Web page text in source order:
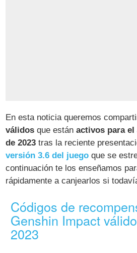
En esta noticia queremos
válidos que estánactivos para
de 2023 tras la reciente
versión 3.6 del juego que se
continuación te los enseñamos
rápidamente a canjearlos si
Códigos de
Genshin Impact
2023